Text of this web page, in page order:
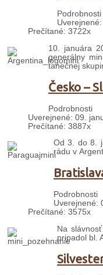
Podrobnosti
Prečítané: 3722x
10. januára
generálny
tanečnej
Česko –
Podrobnosti
Uverejnené: 09.
Prečítané: 3887x
Od 3. do 8.
rádu v
Podrobnosti
Uverejnené:
Prečítané: 3575x
Na
pripadol bl.